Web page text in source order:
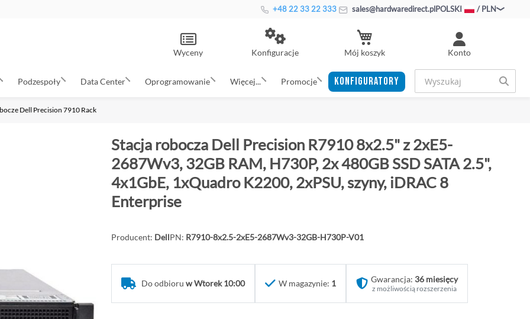
+48 22 33 22 333 sales@hardwaredirect.plPOLSKI / PLN
Konto
Konfiguracje Mój koszyk
Wyceny
Podzespoły Data Center Oprogramowanie Więcej... Promocje KONFIGURATORY
Dell Precision 7910 Rack
Stacja robocza Dell Precision R7910 8x2.5" z 2xE5-
2687Wv3, 32GB RAM, H730P, 2x 480GB SSD SATA 2.5",
4x1GbE, 1xQuadro K2200, 2xPSU, szyny, iDRAC 8
Enterprise
Producent: DellPN: R7910-8x2.5-2xE5-2687Wv3-32GB-H730P-V01
Do odbioru w Wtorek 10:00 W magazynie: 1 Gwarancja: 36 miesięcy
z możliwością rozszerzenia